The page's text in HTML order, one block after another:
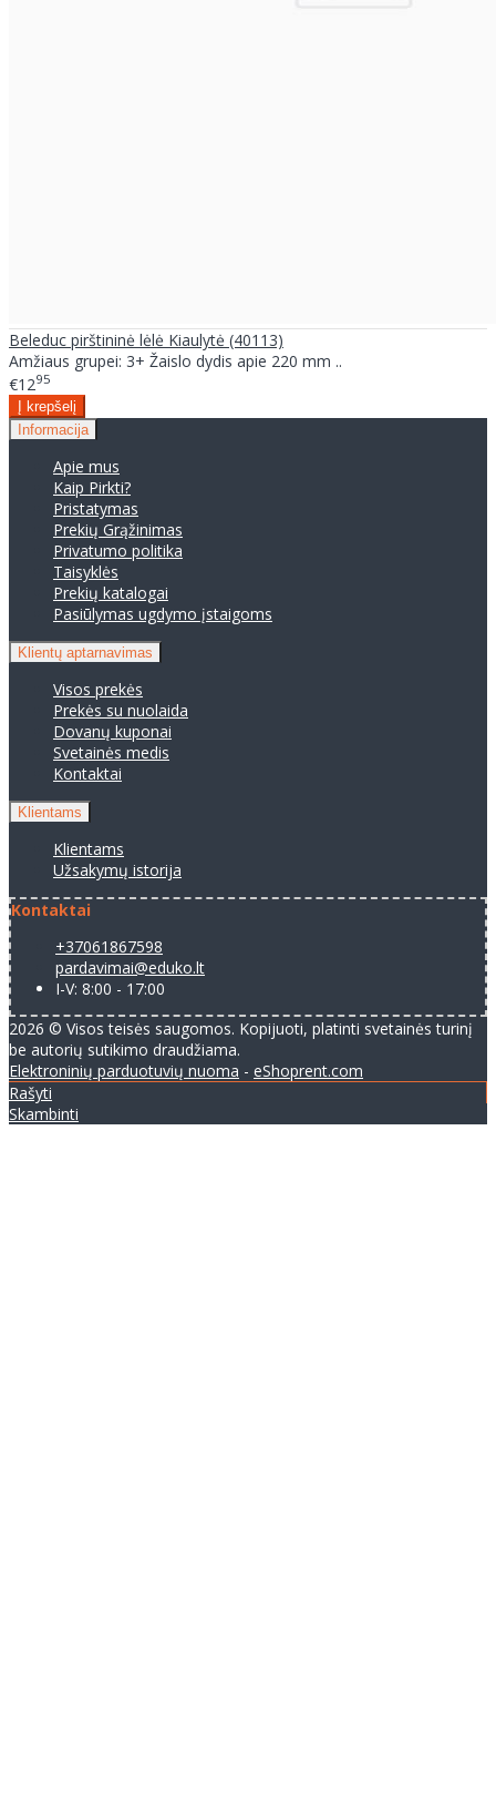
Beleduc pirštininė lėlė Kiaulytė (40113)
Amžiaus grupei: 3+ Žaislo dydis apie 220 mm ..
€1295
Informacija
Apie mus
Kaip Pirkti?
Pristatymas
Prekių Grąžinimas
Privatumo politika
Taisyklės
Prekių katalogai
Pasiūlymas ugdymo įstaigoms
Klientų aptarnavimas
Visos prekės
Prekės su nuolaida
Dovanų kuponai
Svetainės medis
Kontaktai
Klientams
Klientams
Užsakymų istorija
Kontaktai
+37061867598
pardavimai@eduko.lt
I-V: 8:00 - 17:00
2026 © Visos teisės saugomos. Kopijuoti, platinti svetainės turinį
be autorių sutikimo draudžiama.
Elektroninių parduotuvių nuoma - eShoprent.com
Rašyti
Skambinti